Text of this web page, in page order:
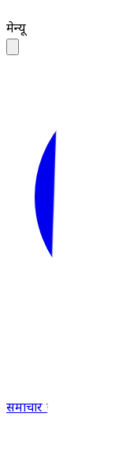
मेन्यू
समाचार खोजें...